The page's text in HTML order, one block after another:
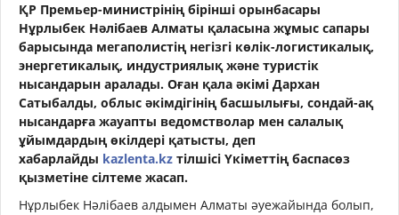
ҚР Премьер-министрінің бірінші орынбасары
Нұрлыбек Нәлібаев Алматы қаласына жұмыс сапары
барысында мегаполистің негізгі көлік-логистикалық,
энергетикалық, индустриялық және туристік
нысандарын аралады. Оған қала әкімі Дархан
Сатыбалды, облыс әкімдігінің басшылығы, сондай-ақ
нысандарға жауапты ведомстволар мен салалық
ұйымдардың өкілдері қатысты, деп
хабарлайды kazlenta.kz тілшісі Үкіметтің баспасөз
қызметіне сілтеме жасап.
Нұрлыбек Нәлібаев алдымен Алматы әуежайында болып,